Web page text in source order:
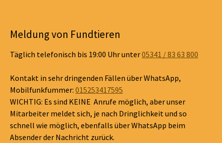
Meldung von Fundtieren
Täglich telefonisch bis 19:00 Uhr unter05341 / 83 63 800
Kontakt in sehr dringenden Fällen über WhatsApp,
Mobilfunkfummer: 015253417595
WICHTIG: Es sind KEINE Anrufe möglich, aber unser
Mitarbeiter meldet sich, je nach Dringlichkeit und so
schnell wie möglich, ebenfalls über WhatsApp beim
Absender der Nachricht zurück.